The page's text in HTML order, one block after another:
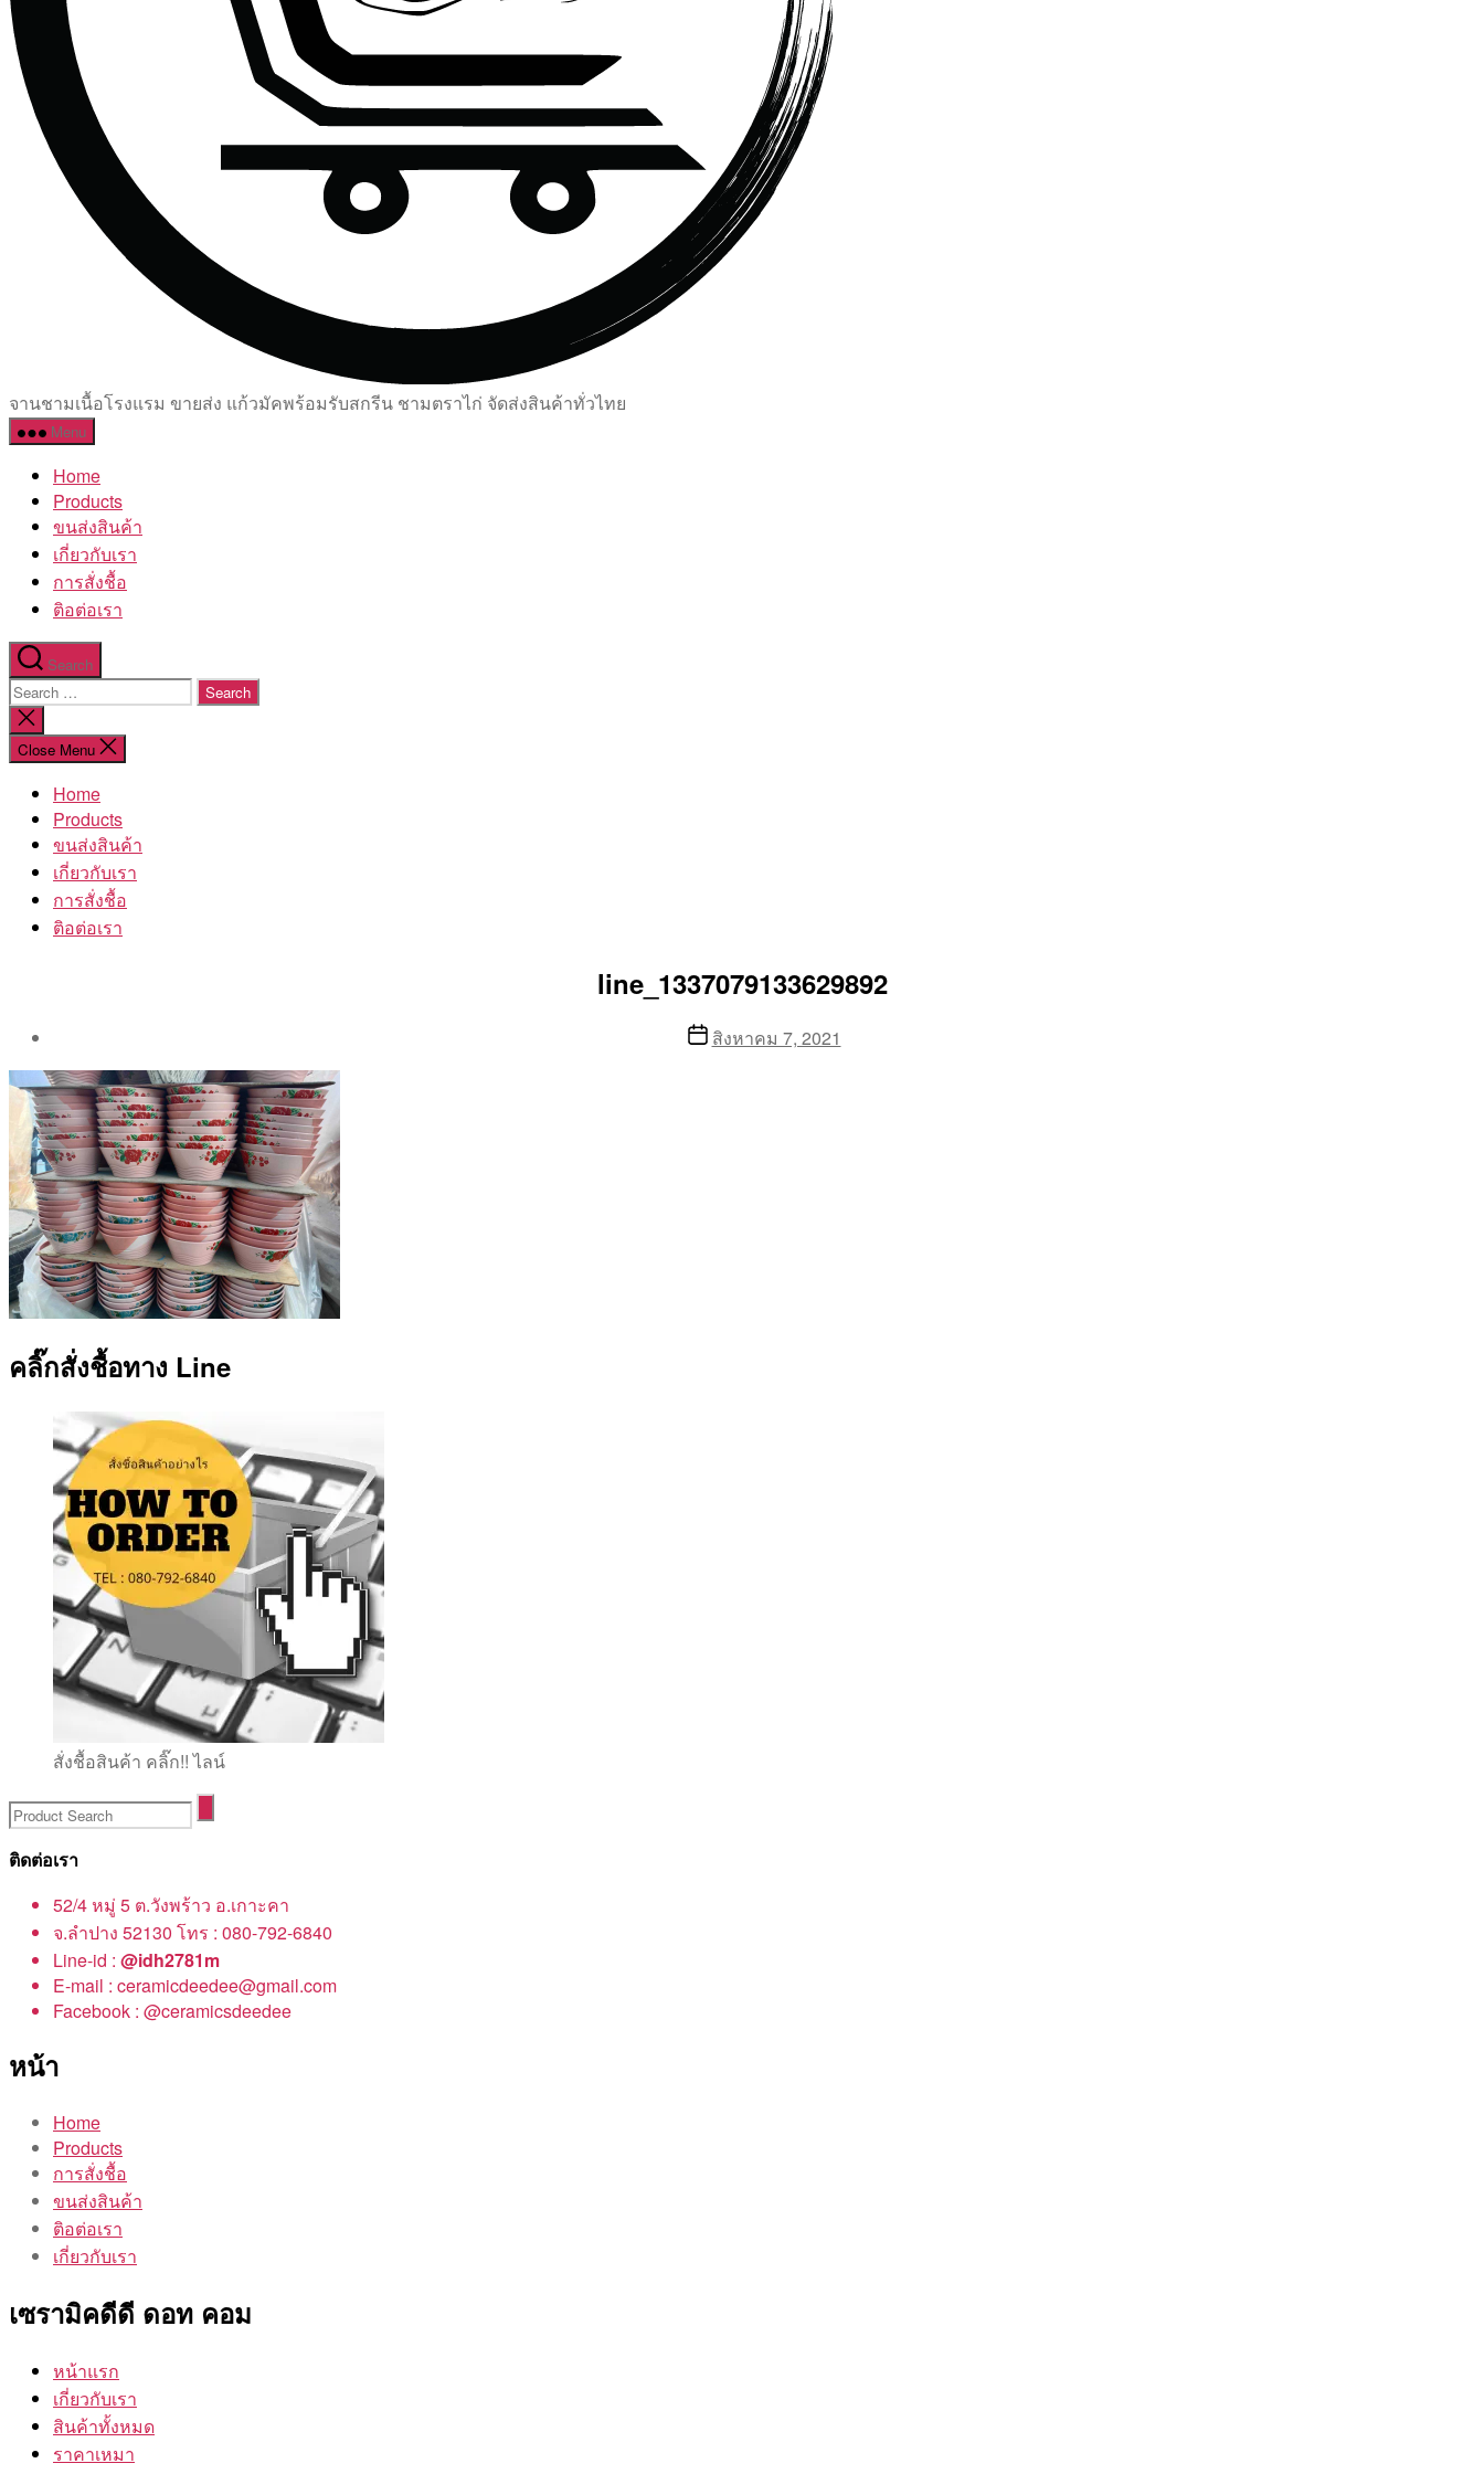
จานชามเนื้อโรงแรม ขายส่ง แก้วมัคพร้อมรับสกรีน ชามตราไก่ จัดส่งสินค้าทั่วไทย
Menu
Home
Products
ขนส่งสินค้า
เกี่ยวกับเรา
การสั่งชื้อ
ติอต่อเรา
Search
Search
for:
Close
search
Close Menu
Home
Products
ขนส่งสินค้า
เกี่ยวกับเรา
การสั่งชื้อ
ติอต่อเรา
line_1337079133629892
By
Aea
Postสิงหาคม 7, 2021
คลิ๊กสั่งชื้อทาง Line
สั่งชื้อสินค้า คลิ๊ก!! ไลน์
ติดต่อเรา
52/4 หมู่ 5 ต.วังพร้าว อ.เกาะคา
จ.ลำปาง 52130 โทร : 080-792-6840
Line-id : @idh2781m
E-mail : ceramicdeedee@gmail.com
Facebook : @ceramicsdeedee
หน้า
Home
Products
การสั่งชื้อ
ขนส่งสินค้า
ติอต่อเรา
เกี่ยวกับเรา
เซรามิคดีดี ดอท คอม
หน้าแรก
เกี่ยวกับเรา
สินค้าทั้งหมด
ราคาเหมา